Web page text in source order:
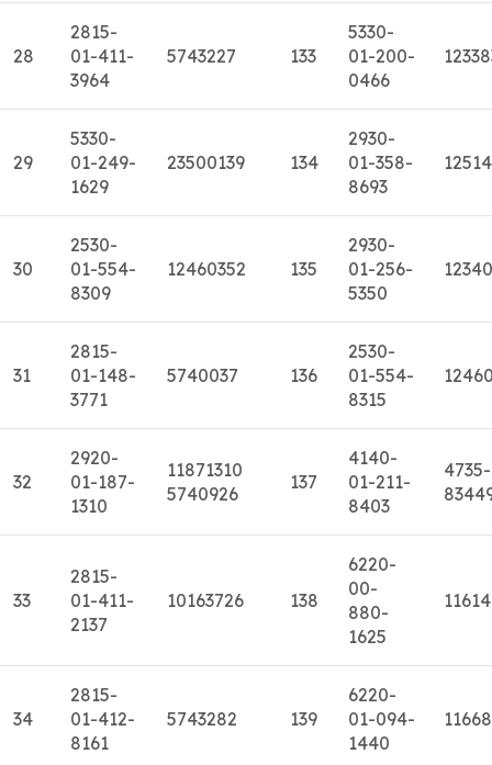
28
2815-
01-411-
3964
5743227 133
5330-
01-200-
0466
29
5330-
01-249-
1629
23500139 134
2930-
01-358-
8693
30
2530-
01-554-
8309
12460352 135
2930-
01-256-
5350
31
2815-
01-148-
3771
5740037 136
2530-
01-554-
8315
32
2920-
01-187-
1310
11871310
5740926
137
4140-
01-211-
8403
4735-
33
2815-
01-411-
2137
10163726 138
6220-
00-
880-
1625
34
2815-
01-412-
8161
5743282 139
6220-
01-094-
1440